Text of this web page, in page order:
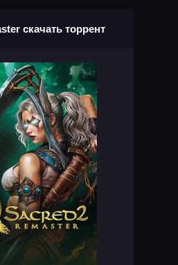
скачать торрент